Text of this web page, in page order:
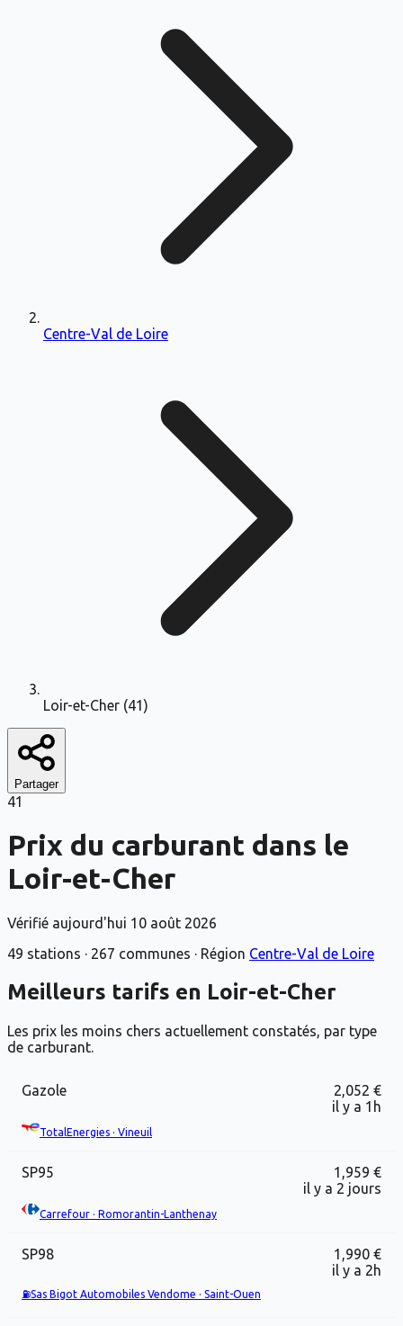
Centre-Val de Loire
Loir-et-Cher (41)
Partager
41
Prix du carburant dans le
Loir-et-Cher
Vérifié aujourd'hui 10 août 2026
49 stations · 267 communes · Région Centre-Val de Loire
Meilleurs tarifs en Loir-et-Cher
Les prix les moins chers actuellement constatés, par type
de carburant.
Gazole
2,052 €
il y a 1h
TotalEnergies · Vineuil
SP95
1,959 €
il y a 2 jours
Carrefour · Romorantin-Lanthenay
SP98
1,990 €
il y a 2h
⛽Sas Bigot Automobiles Vendome · Saint-Ouen